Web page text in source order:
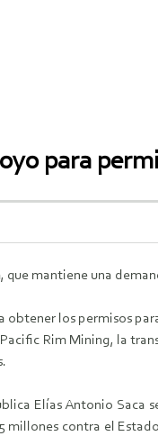
para
mantiene una
obtener los permisos
Rim Mining, la
Elías Antonio
millones contra el